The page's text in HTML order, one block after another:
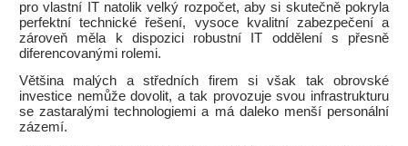
pro vlastní IT natolik velký rozpočet, aby si skutečně pokryla
perfektní technické řešení, vysoce kvalitní zabezpečení a
zároveň měla k dispozici robustní IT oddělení s přesně
diferencovanými rolemi.
Většina malých a středních firem si však tak obrovské
investice nemůže dovolit, a tak provozuje svou infrastrukturu
se zastaralými technologiemi a má daleko menší personální
zázemí.